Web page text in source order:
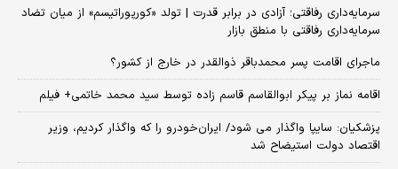
سرمایه‌داری رفاقتی؛ آزادی در برابر قدرت | تولد «کورپوراتیسم» از میان تضاد
سرمایه‌داری رفاقتی با منطق بازار
ماجرای اقامت پسر محمدباقر ذوالقدر در خارج از کشور؟
اقامه نماز بر پیکر ابوالقاسم قاسم زاده توسط سید محمد خاتمی+ فیلم
پزشکیان: سایپا واگذار می شود/ ایران‌خودرو را که واگذار کردیم، وزیر
اقتصاد دولت استیضاح شد